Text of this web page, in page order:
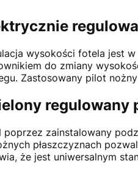
wysokości fotela jest
do zmiany
Zastosowany pilot
regulowany
poprzez zainstalowany
płaszczyznach
że jest uniwersalnym